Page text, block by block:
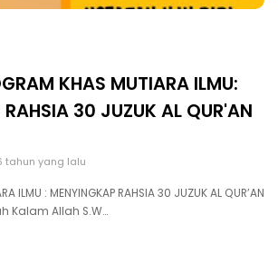
KHAS MUTIARA ILMU:
30 JUZUK AL QUR'AN
tahun yang lalu
ILMU : MENYINGKAP RAHSIA 30 JUZUK AL QUR’AN
Kalam Allah S.W…